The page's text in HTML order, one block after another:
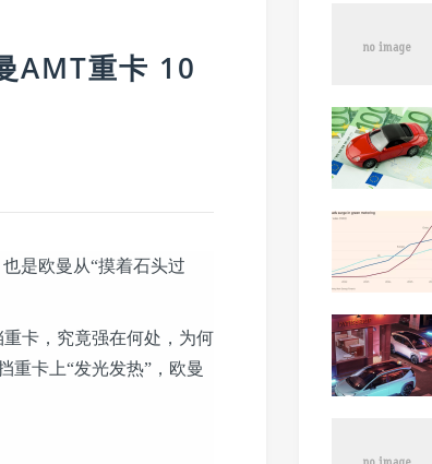
AMT重卡 10
是欧曼从“摸着石头过
卡，究竟强在何处，为何
重卡上“发光发热”，欧曼